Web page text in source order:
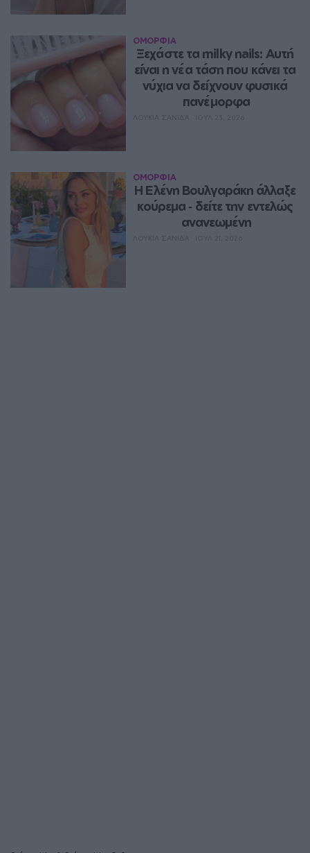
ΟΜΟΡΦΙΑ
Ξεχάστε τα milky nails: Αυτή
είναι η νέα τάση που κάνει τα
νύχια να δείχνουν φυσικά
πανέμορφα
ΟΜΟΡΦΙΑ
Η Ελένη Βουλγαράκη άλλαξε
κούρεμα ‑ δείτε την εντελώς
ανανεωμένη